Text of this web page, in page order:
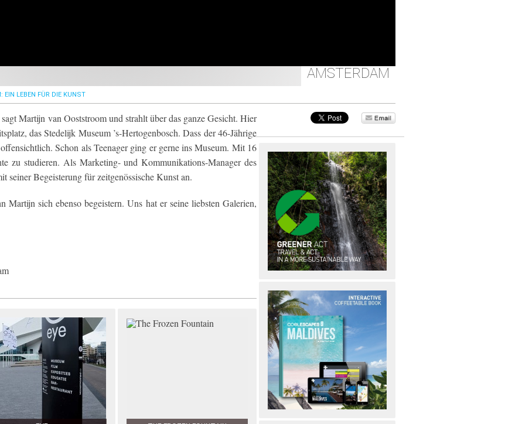
AMSTERDAM
LEBEN FÜR DIE KUNST
Martijn van Ooststroom und strahlt über das ganze Gesicht. Hier
das Stedelijk Museum ’s-Hertogenbosch. Dass der 46-Jährige
Schon als Teenager ging er gerne ins Museum. Mit 16
zu studieren. Als Marketing- und Kommunikations-Manager des
seiner Begeisterung für zeitgenössische Kunst an.
sich ebenso begeistern. Uns hat er seine liebsten Galerien,